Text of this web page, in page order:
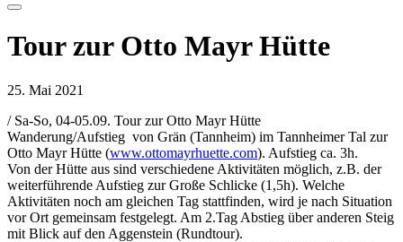
Tour zur Otto Mayr Hütte
25. Mai 2021
/Sa-So, 04-05.09. Tour zur Otto Mayr Hütte
Wanderung/Aufstieg von Grän (Tannheim) im Tannheimer Tal zur
Otto Mayr Hütte (www.ottomayrhuette.com). Aufstieg ca. 3h.
Von der Hütte aus sind verschiedene Aktivitäten möglich, z.B. der
weiterführende Aufstieg zur Große Schlicke (1,5h). Welche
Aktivitäten noch am gleichen Tag stattfinden, wird je nach Situation
vor Ort gemeinsam festgelegt. Am 2.Tag Abstieg über anderen Steig
mit Blick auf den Aggenstein (Rundtour).